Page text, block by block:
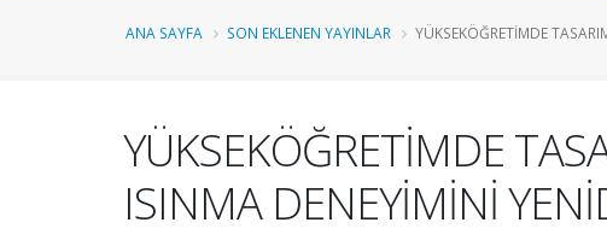
ANA SAYFA SON EKLENEN YAYINLAR YÜKSEKÖĞRETİMDE
YÜKSEKÖĞRETİMDE
ISINMA DENEYİMİNİ